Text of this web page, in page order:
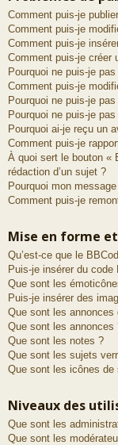
Comment puis-je
Comment puis-je
Comment puis-je
Comment puis-je créer
Pourquoi ne puis-je
Comment puis-je
Pourquoi ne puis-je
Pourquoi ne puis-je
Pourquoi ai-je reçu un
Comment puis-je
À quoi sert le bouton «
rédaction d’un sujet ?
Pourquoi mon
Comment puis-je
Mise en forme
Qu’est-ce que le
Puis-je insérer du code
Que sont les
Puis-je insérer des
Que sont les annonces
Que sont les annonces
Que sont les notes ?
Que sont les sujets
Que sont les icônes de
Niveaux des
Que sont les
Que sont les